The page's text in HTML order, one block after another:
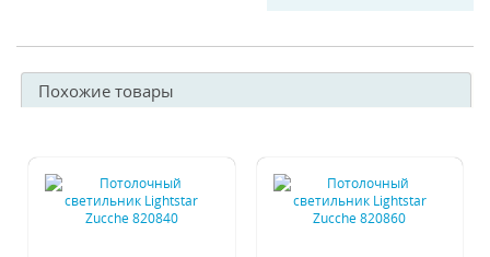
Похожие товары